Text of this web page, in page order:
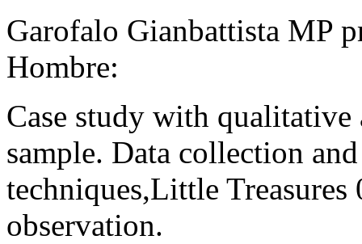
Garofalo Gianbattista MP
Hombre:
Case study with
sample. Data collection
techniques,Little
observation.